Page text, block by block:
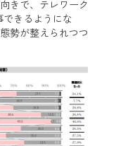
きで、テレワーク
きるようにな
勢が整えられつつ